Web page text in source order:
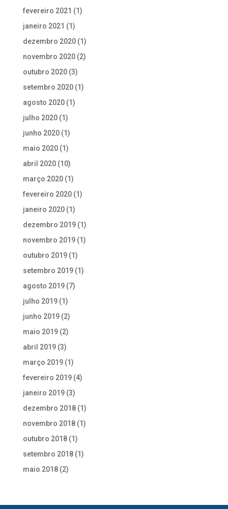
fevereiro 2021 (1)
janeiro 2021 (1)
dezembro 2020(1)
novembro 2020(2)
outubro 2020(3)
setembro 2020(1)
agosto 2020(1)
julho 2020(1)
junho 2020(1)
maio 2020(1)
abril 2020(10)
março 2020(1)
fevereiro 2020(1)
janeiro 2020(1)
dezembro 2019(1)
novembro 2019(1)
outubro 2019(1)
setembro 2019(1)
agosto 2019(7)
julho 2019(1)
junho 2019(2)
maio 2019(2)
abril 2019(3)
março 2019(1)
fevereiro 2019(4)
janeiro 2019(3)
dezembro 2018(1)
novembro 2018(1)
outubro 2018(1)
setembro 2018(1)
maio 2018(2)